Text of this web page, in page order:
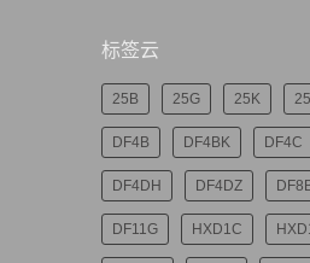
标签云
25B 25G 25K
DF4B DF4BK DF4C
DF4DH DF4DZ
DF11G HXD1C